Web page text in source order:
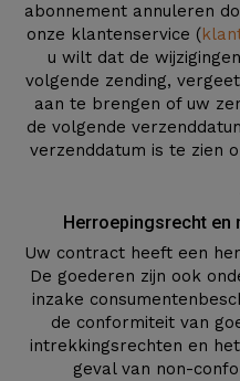
abonnement annuleren
onze klantenservice (
u wilt dat de
volgende zending,
aan te brengen of uw
de volgende
verzenddatum is te zien
Herroepingsrecht en
Uw contract heeft een
De goederen zijn ook
inzake
de conformiteit van
intrekkingsrechten en
geval van non-